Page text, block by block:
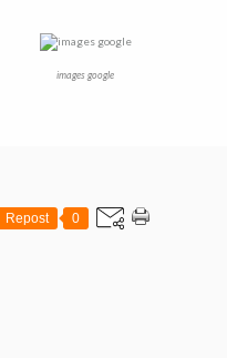
images google
Repost 0